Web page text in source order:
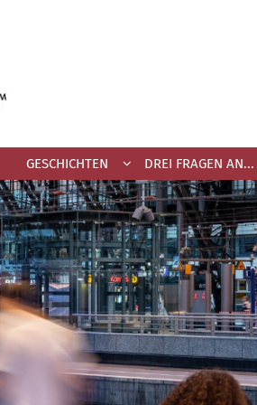
GESCHICHTEN DREI FRAGEN AN...